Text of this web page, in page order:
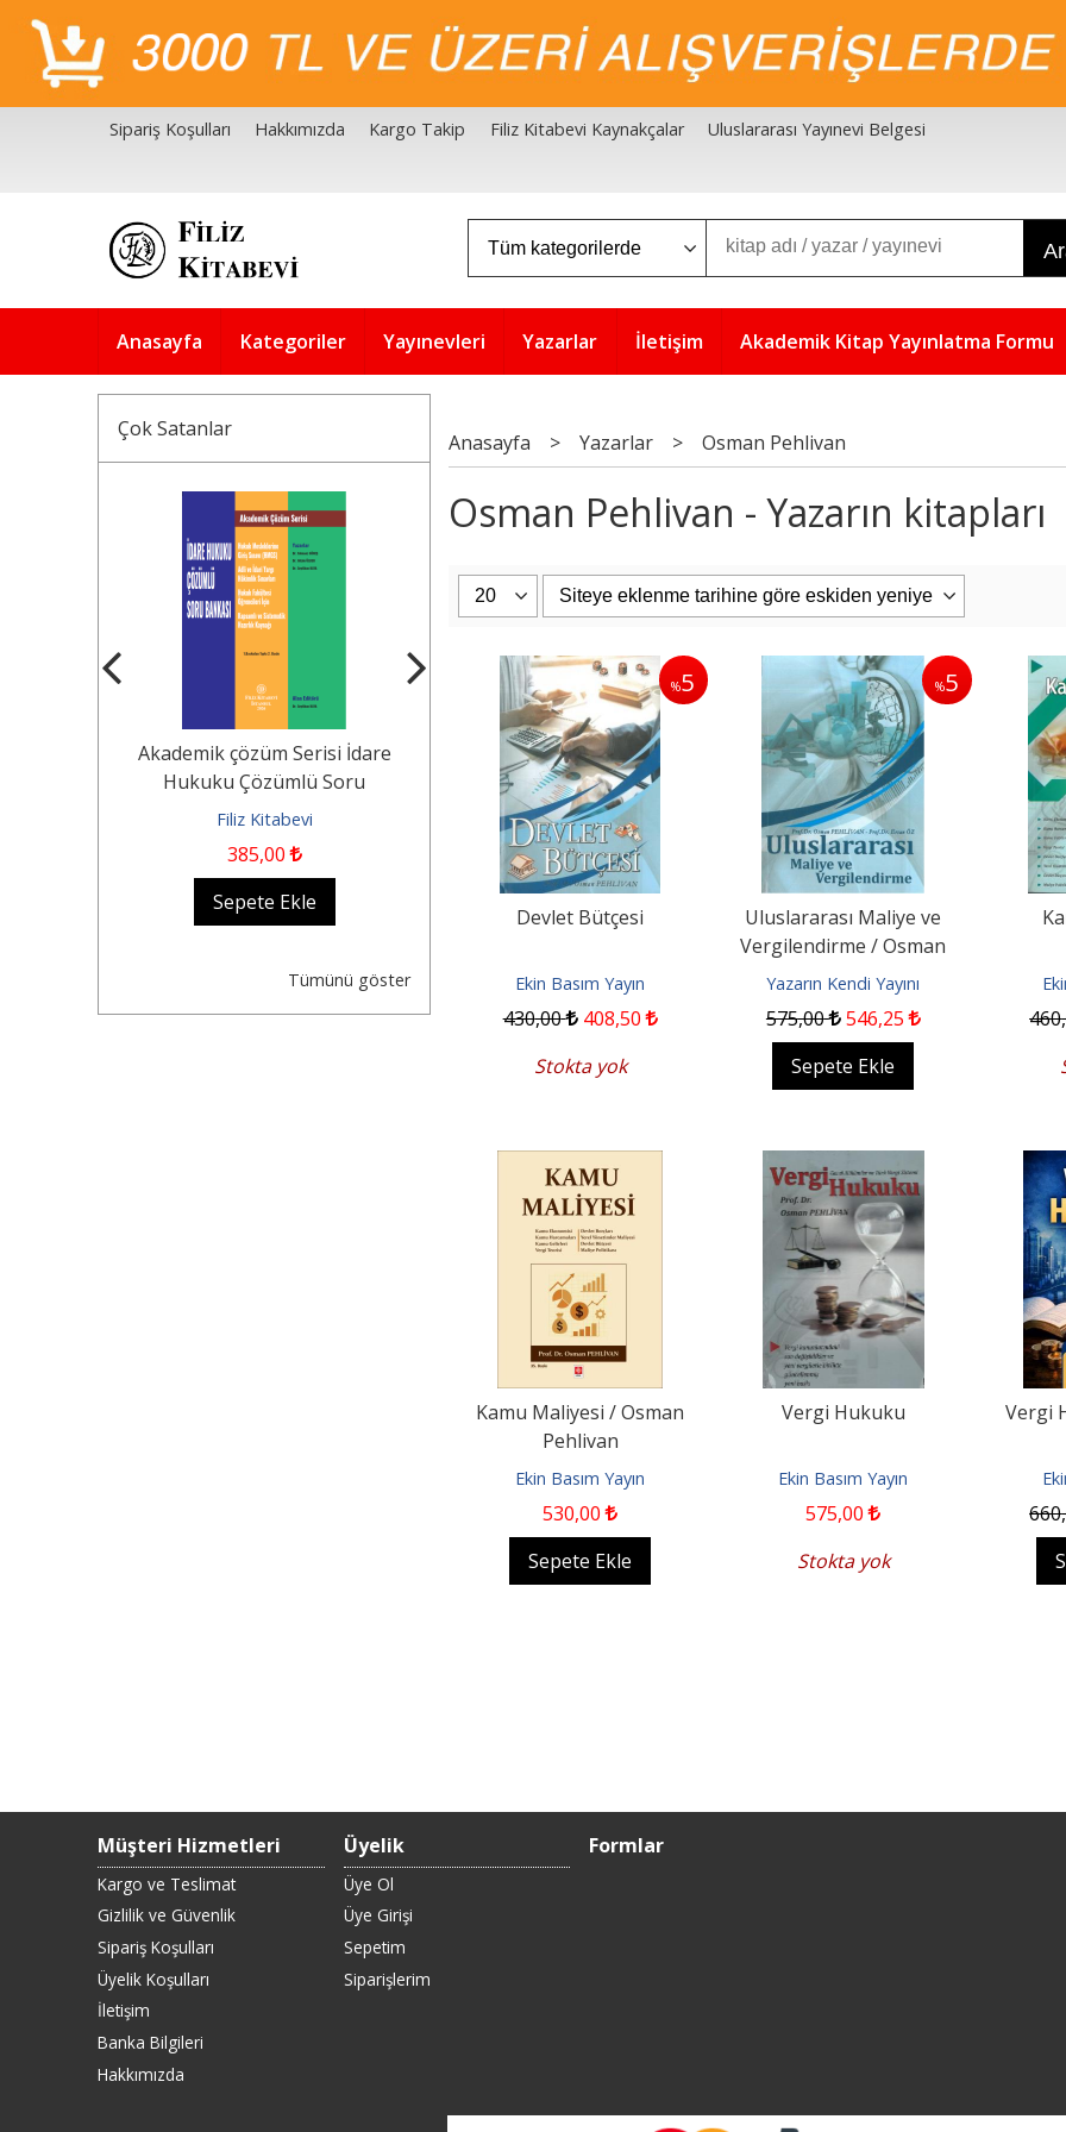
Sipariş Koşulları Hakkımızda Kargo Takip Filiz Kitabevi Kaynakçalar Uluslararası Yayınevi Belgesi
Anasayfa Kategoriler Yayınevleri Yazarlar İletişim Akademik Kitap Yayınlatma Formu
Çok Satanlar
Akademik çözüm Serisi İdare
Hukuku Çözümlü Soru
Bankası Hukuk...
Filiz Kitabevi
385,00
Sepete Ekle
5
KOCAYUSUFPAŞAOĞLU/HATEMİ/SEROZAN/ARPACI
Borçlar Hukuku Genel Bölüm...
Filiz Kitabevi
1.500,00 1.425,00
Sepete Ekle
% 5
Eşya Hukuku 26. Baskı
Filiz Kitabevi
2.400,00 2.280,00
Sepete Ekle
Tümünü göster
Anasayfa > Yazarlar > Osman Pehlivan
Osman Pehlivan - Yazarın kitapları
%5
Devlet Bütçesi
Ekin Basım Yayın
430,00 408,50
Stokta yok
%5
Uluslararası Maliye ve
Vergilendirme / Osman
Pehlivan
Yazarın Kendi Yayını
575,00 546,25
Sepete Ekle
460
Kamu Maliyesi / Osman
Pehlivan
Ekin Basım Yayın
530,00
Sepete Ekle
Vergi Hukuku
Ekin Basım Yayın
575,00
Stokta yok
Vergi
660
Müşteri Hizmetleri
Kargo ve Teslimat
Gizlilik ve Güvenlik
Sipariş Koşulları
Üyelik Koşulları
İletişim
Banka Bilgileri
Hakkımızda
Üyelik
Üye Ol
Üye Girişi
Sepetim
Siparişlerim
Formlar